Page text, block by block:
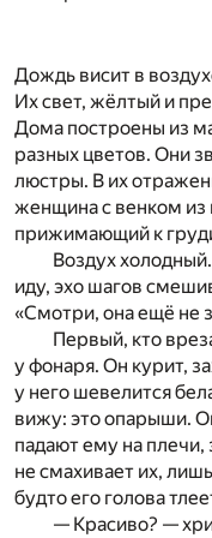
Дождь висит в
Их свет, жёлтый и
Дома построены из
разных цветов. Они
люстры. В их
женщина с венком из
прижимающий к
Воздух
иду, эхо шагов
«Смотри, она ещё не
Первый, кто
у фонаря. Он курит,
у него шевелится
вижу: это опарыши.
падают ему на плечи,
не смахивает их,
будто его голова
— Красиво? —